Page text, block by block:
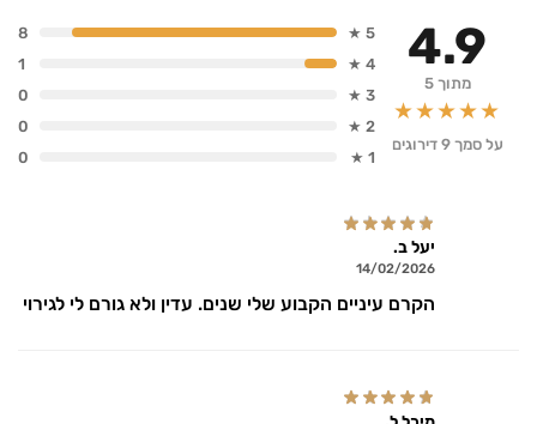
4.9
מתוך 5
★★★★★
על סמך 9 דירוגים
5 ★
8
4 ★
1
3 ★
0
2 ★
0
1 ★
0
יעל ב.
14/02/2026
הקרם עיניים הקבוע שלי שנים. עדין ולא גורם לי לגירוי